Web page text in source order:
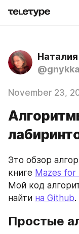
@gnykka
November 23,
Это обзор
книге Mazes for
Мой код
найти на Github.
Простые